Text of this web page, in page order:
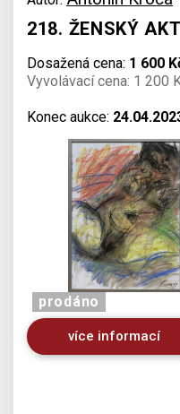
218. ŽENSKÝ AKT
Dosažená cena: 1 600
Vyvolávací cena: 1 200
Konec aukce:
prodáno
více informací